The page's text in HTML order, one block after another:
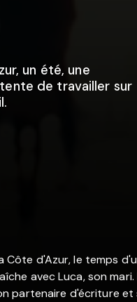
un été, une
de travailler sur
d'Azur, le temps
avec Luca, son mari.
partenaire d'écriture